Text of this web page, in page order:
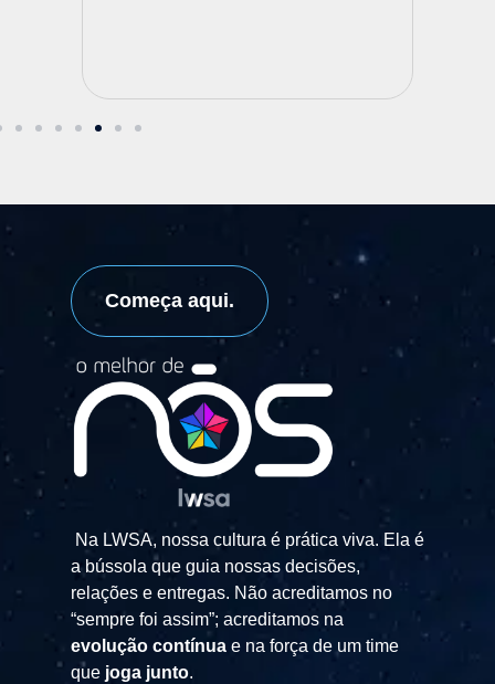
Começa aqui.
Na LWSA, nossa cultura é prática viva. Ela é
a bússola que guia nossas decisões,
relações e entregas. Não acreditamos no
“sempre foi assim”; acreditamos na
evolução contínua e na força de um time
que joga junto.